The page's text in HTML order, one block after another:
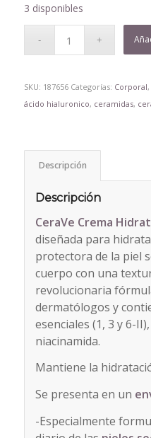
3 disponibles
SKU: 187656 Categorías: Corporal,
ácido hialuronico, ceramidas,
Descripción
Descripción
CeraVe Crema
diseñada para
protectora de la piel
cuerpo con una
revolucionaria
dermatólogos y
esenciales (1, 3 y 6-
niacinamida.
Mantiene la
Se presenta en un
-Especialmente